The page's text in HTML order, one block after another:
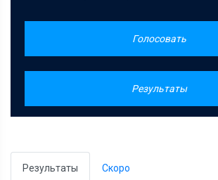
Голосовать
Результаты
Результаты Скоро